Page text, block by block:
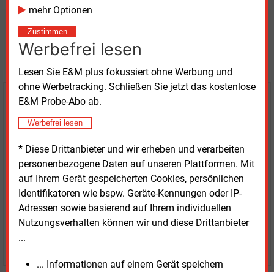
mehr Optionen
Zustimmen
Werbefrei lesen
Lesen Sie E&M plus fokussiert ohne Werbung und
ohne Werbetracking. Schließen Sie jetzt das kostenlose
E&M Probe-Abo ab.
Werbefrei lesen
* Diese Drittanbieter und wir erheben und verarbeiten
personenbezogene Daten auf unseren Plattformen. Mit
auf Ihrem Gerät gespeicherten Cookies, persönlichen
Identifikatoren wie bspw. Geräte-Kennungen oder IP-
Adressen sowie basierend auf Ihrem individuellen
Nutzungsverhalten können wir und diese Drittanbieter
...
... Informationen auf einem Gerät speichern
Möchten Sie diese und
weitere Nachrichten lesen?
Kaufen Sie den Artikel
erhalten Sie sofort diesen redaktionellen Beitrag für
nur €8.93